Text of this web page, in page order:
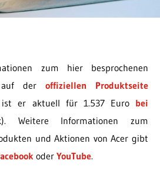
zum hier besprochenen
der offiziellen Produktseite
ist er aktuell für 1.537 Euro bei
Weitere Informationen zum
und Aktionen von Acer gibt
oder YouTube.